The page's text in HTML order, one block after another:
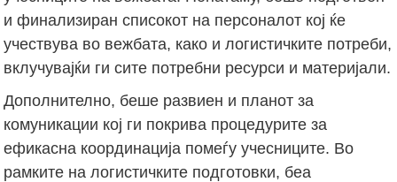
и финализиран списокот на персоналот кој ќе
учествува во вежбата, како и логистичките потреби,
вклучувајќи ги сите потребни ресурси и материјали.
Дополнително, беше развиен и планот за
комуникации кој ги покрива процедурите за
ефикасна координација помеѓу учесниците. Во
рамките на логистичките подготовки, беа